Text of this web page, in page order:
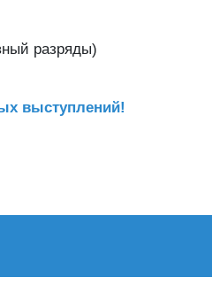
разряды)
выступлений!